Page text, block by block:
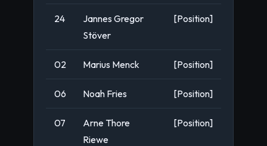
24
Jannes Gregor
Stöver
[Position]
02 Marius Menck [Position]
06 Noah Fries [Position]
07
Arne Thore
Riewe
[Position]